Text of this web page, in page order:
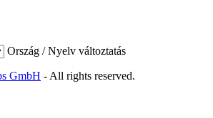
Ország / Nyelv változtatás
GmbH - All rights reserved.